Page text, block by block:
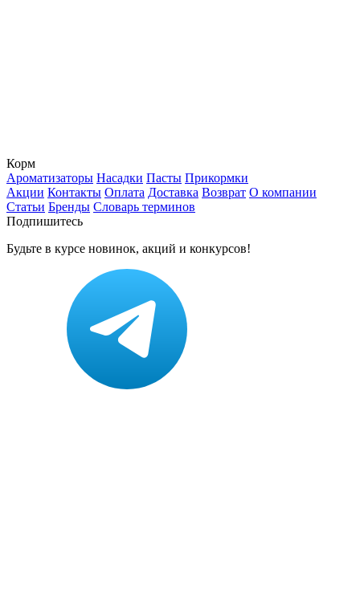
Корм
Ароматизаторы Насадки Пасты Прикормки
Акции Контакты Оплата Доставка Возврат О компании
Статьи Бренды Словарь терминов
Подпишитесь
Будьте в курсе новинок, акций и конкурсов!